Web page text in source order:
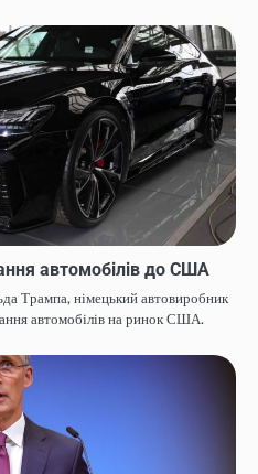
автомобілів до США
Трампа, німецький автовиробник
автомобілів на ринок США.